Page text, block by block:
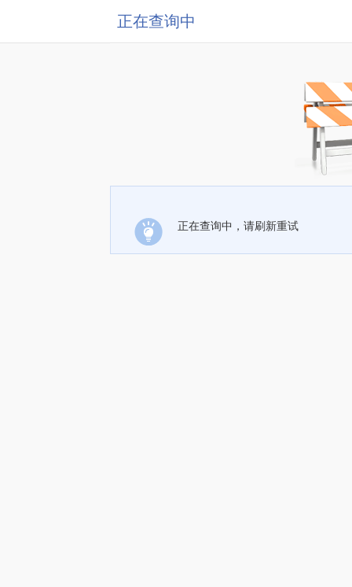
正在查询中
正在查询中，请刷新重试